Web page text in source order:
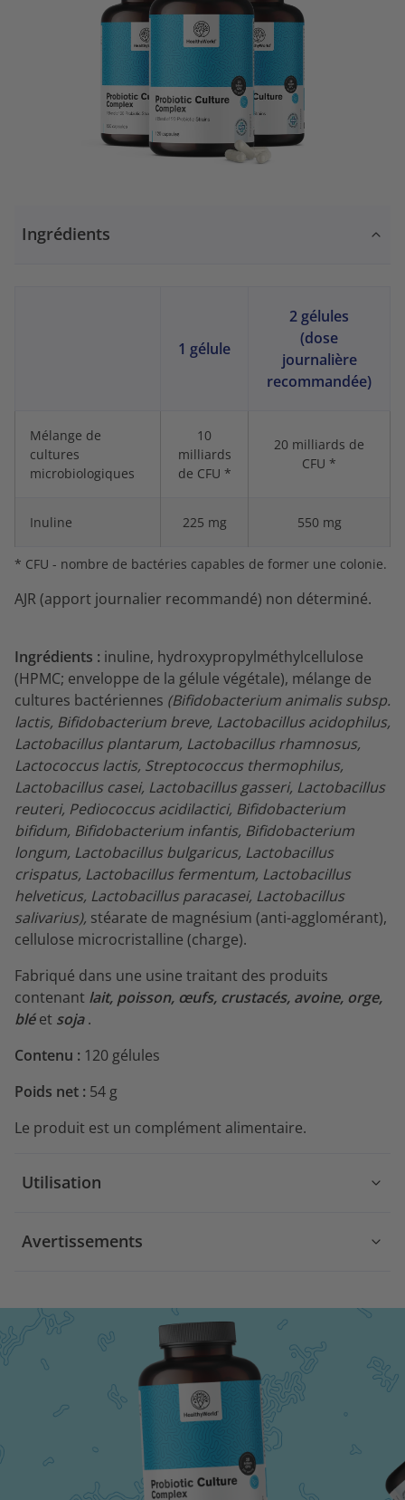
Ingrédients
1 gélule
2 gélules
(dose
journalière
recommandée)
Mélange de
cultures
microbiologiques
10
milliards
de CFU *
20 milliards de
CFU *
Inuline 225 mg 550 mg
* CFU - nombre de bactéries capables de former une colonie.
AJR (apport journalier recommandé) non déterminé.
Ingrédients : inuline, hydroxypropylméthylcellulose
(HPMC; enveloppe de la gélule végétale), mélange de
cultures bactériennes (Bifidobacterium animalis subsp.
lactis, Bifidobacterium breve, Lactobacillus acidophilus,
Lactobacillus plantarum, Lactobacillus rhamnosus,
Lactococcus lactis, Streptococcus thermophilus,
Lactobacillus casei, Lactobacillus gasseri, Lactobacillus
reuteri, Pediococcus acidilactici, Bifidobacterium
bifidum, Bifidobacterium infantis, Bifidobacterium
longum, Lactobacillus bulgaricus, Lactobacillus
crispatus, Lactobacillus fermentum, Lactobacillus
helveticus, Lactobacillus paracasei, Lactobacillus
salivarius), stéarate de magnésium (anti-agglomérant),
cellulose microcristalline (charge).
Fabriqué dans une usine traitant des produits
contenant lait, poisson, œufs, crustacés, avoine, orge,
bléet soja.
Contenu : 120 gélules
Poids net : 54 g
Le produit est un complément alimentaire.
Utilisation
Avertissements